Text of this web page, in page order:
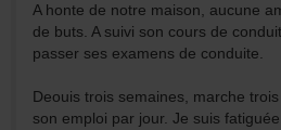
A honte de notre maison, aucune
de buts. A suivi son cours de
passer ses examens de conduite.
Deouis trois semaines, marche
son emploi par jour. Je suis